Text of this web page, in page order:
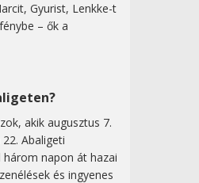
Gyurist, Lenkke-t
– ők a
akik augusztus 7.
Abaligeti
három napon át hazai
és ingyenes